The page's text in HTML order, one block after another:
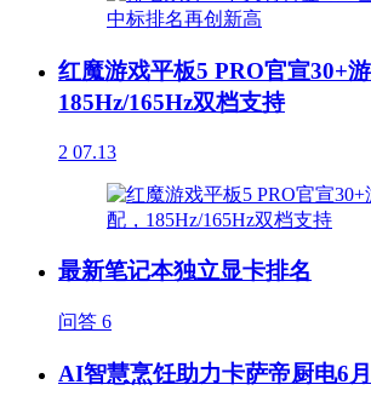
红魔游戏平板5 PRO官宣30+
185Hz/165Hz双档支持
2 07.13
最新笔记本独立显卡排名
问答 6
AI智慧烹饪助力卡萨帝厨电6